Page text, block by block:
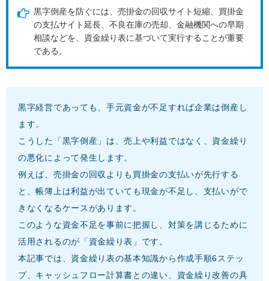
黒字倒産を防ぐには、売掛金の回収サイト短縮、買掛金
の支払サイト延長、不良在庫の売却、金融機関への早期
相談などを、資金繰り表に基づいて実行することが重要
である。
黒字経営であっても、手元資金が不足すれば企業は倒産し
ます。
こうした「黒字倒産」は、売上や利益ではなく、資金繰り
の悪化によって発生します。
例えば、売掛金の回収よりも買掛金の支払いが先行する
と、帳簿上は利益が出ていても現金が不足し、支払いがで
きなくなるケースがあります。
このような資金不足を事前に把握し、対策を講じるために
活用されるのが「資金繰り表」です。
本記事では、資金繰り表の基本知識から作成手順6ステッ
プ、キャッシュフロー計算書との違い、資金繰り改善の具